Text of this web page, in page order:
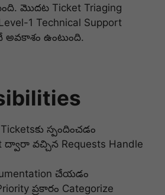
మొదట Ticket Triaging
1 Technical Support
ఉంటుంది.
స్పందించడం
ద్వారా వచ్చిన Requests Handle
చేయడం
ప్రకారం Categorize